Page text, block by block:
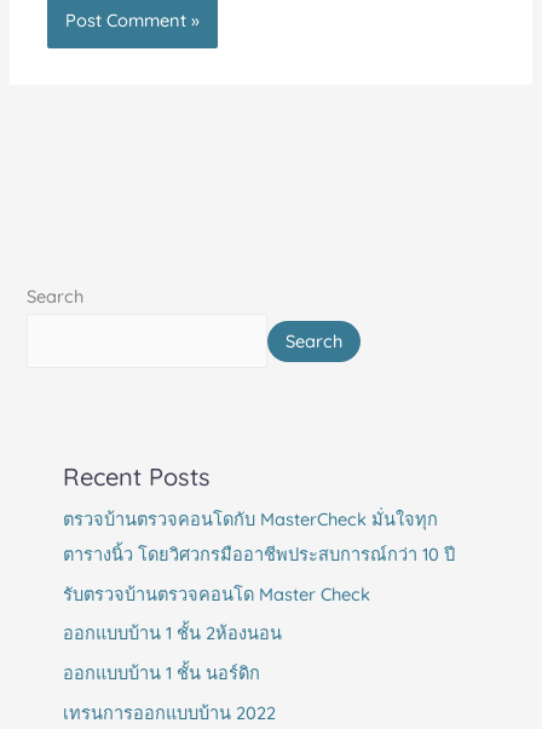
Search
Search
Recent Posts
ตรวจบ้านตรวจคอนโดกับ MasterCheck มั่นใจทุก
ตารางนิ้ว โดยวิศวกรมืออาชีพประสบการณ์กว่า 10 ปี
รับตรวจบ้านตรวจคอนโด Master Check
ออกแบบบ้าน 1 ชั้น 2ห้องนอน
ออกแบบบ้าน 1 ชั้น นอร์ดิก
เทรนการออกแบบบ้าน 2022